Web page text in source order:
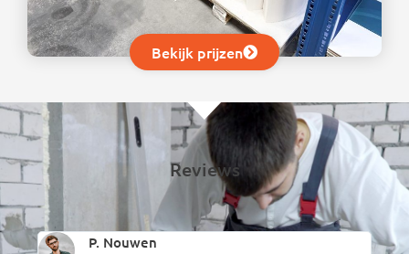
Bekijk prijzen
Reviews
P. Nouwen